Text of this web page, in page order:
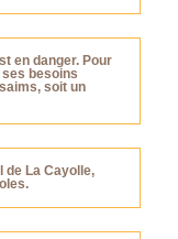
en danger. Pour
besoins
soit un
de La Cayolle,